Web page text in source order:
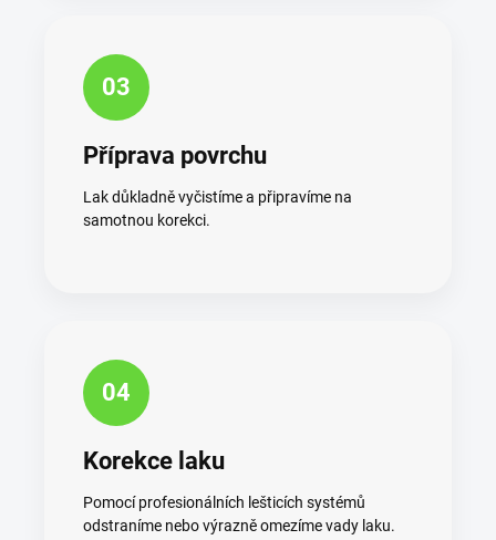
03
Příprava povrchu
Lak důkladně vyčistíme a připravíme na
samotnou korekci.
04
Korekce laku
Pomocí profesionálních lešticích systémů
odstraníme nebo výrazně omezíme vady laku.